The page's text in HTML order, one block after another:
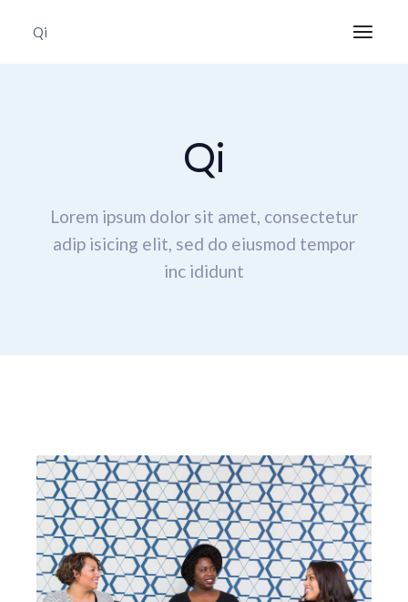
Qi
Qi
Lorem ipsum dolor sit amet, consectetur
adip isicing elit, sed do eiusmod tempor
inc ididunt